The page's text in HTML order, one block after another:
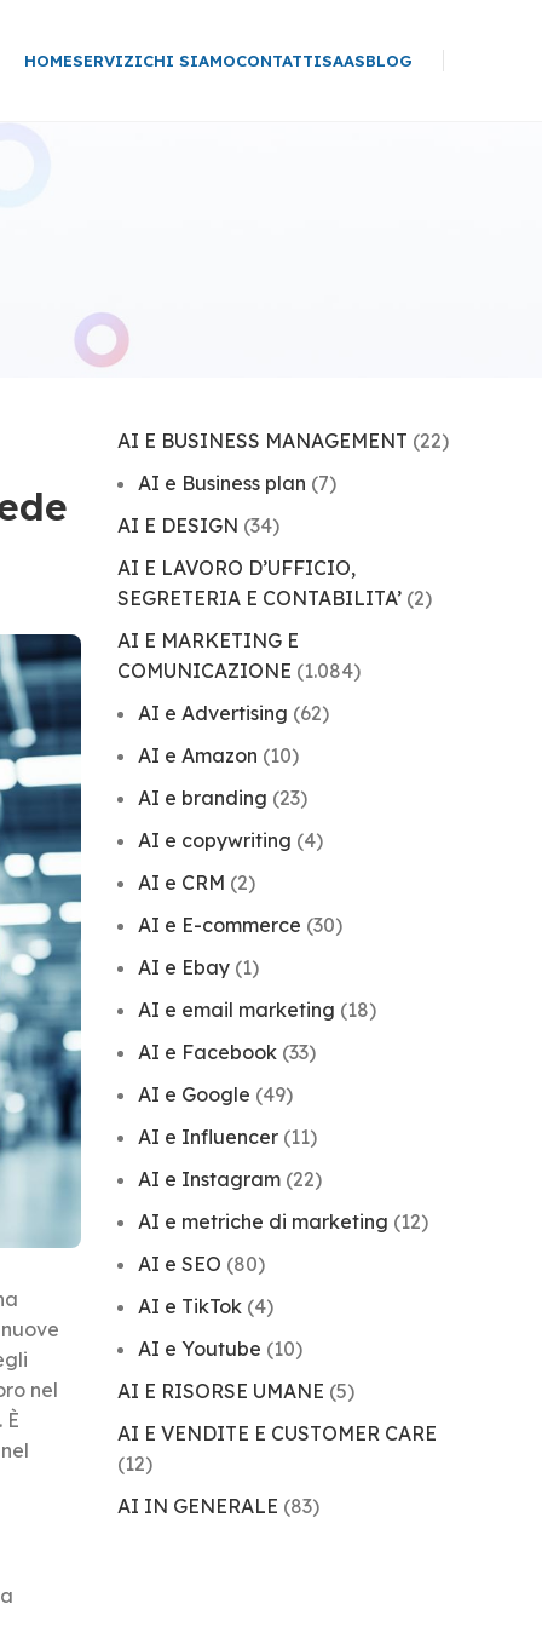
HOMESERVIZICHI SIAMOCONTATTISAASBLOG
nel
AI E BUSINESS MANAGEMENT (22)
AI e Business plan (7)
AI E DESIGN (34)
AI E LAVORO D’UFFICIO,
SEGRETERIA E CONTABILITA’(2)
AI E MARKETING E
COMUNICAZIONE (1.084)
AI e Advertising (62)
AI e Amazon (10)
AI e branding (23)
AI e copywriting (4)
AI e CRM (2)
AI e E-commerce (30)
AI e Ebay(1)
AI e email marketing (18)
AI e Facebook(33)
AI e Google (49)
AI e Influencer(11)
AI e Instagram(22)
AI e metriche di marketing (12)
AI e SEO (80)
AI e TikTok(4)
AI e Youtube (10)
AI E RISORSE UMANE (5)
AI E VENDITE E CUSTOMER CARE
(12)
AI IN GENERALE (83)